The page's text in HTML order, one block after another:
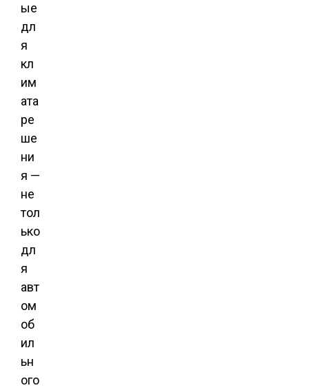
ые
дл
я
кл
им
ата
ре
ше
ни
я —
не
тол
ько
дл
я
авт
ом
об
ил
ьн
ого